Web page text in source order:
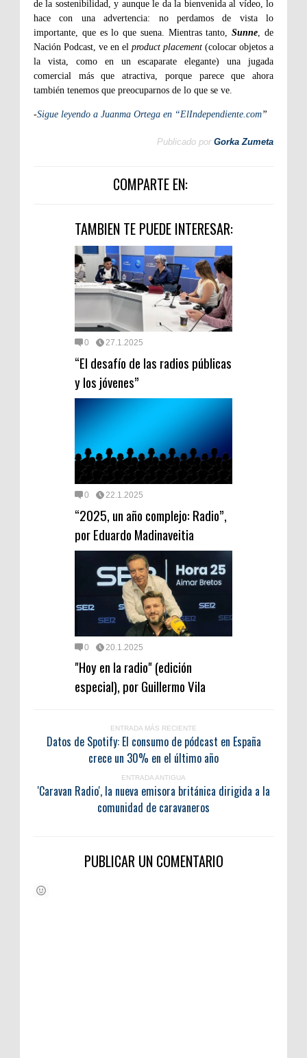
de la sostenibilidad, y aunque le da la bienvenida al vídeo, lo
hace con una advertencia: no perdamos de vista lo
importante, que es lo que suena. Mientras tanto,Sunne, de
Nación Podcast, ve en el product placement (colocar objetos a
la vista, como en un escaparate elegante) una jugada
comercial más que atractiva, porque parece que ahora
también tenemos que preocuparnos de lo que se ve.
-Sigue leyendo a Juanma Ortega en “ElIndependiente.com”
Publicado por Gorka Zumeta
COMPARTE EN:
TAMBIEN TE PUEDE INTERESAR:
0 27.1.2025
“El desafío de las radios públicas
y los jóvenes”
0 22.1.2025
“2025, un año complejo: Radio”,
por Eduardo Madinaveitia
0 20.1.2025
"Hoy en la radio" (edición
especial), por Guillermo Vila
ENTRADA MÁS RECIENTE
Datos de Spotify: El consumo de pódcast en España
crece un 30% en el último año
ENTRADA ANTIGUA
'Caravan Radio', la nueva emisora británica dirigida a la
comunidad de caravaneros
PUBLICAR UN COMENTARIO